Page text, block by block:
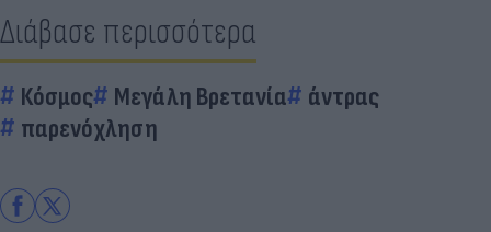
Διάβασε περισσότερα
Κόσμος Μεγάλη Βρετανία
άντρας
παρενόχληση